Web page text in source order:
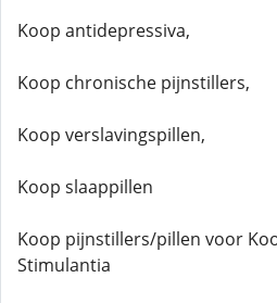
Koop antidepressiva,
Koop chronische pijnstillers,
Koop verslavingspillen,
Koop slaappillen
Koop pijnstillers/pillen voor
Stimulantia